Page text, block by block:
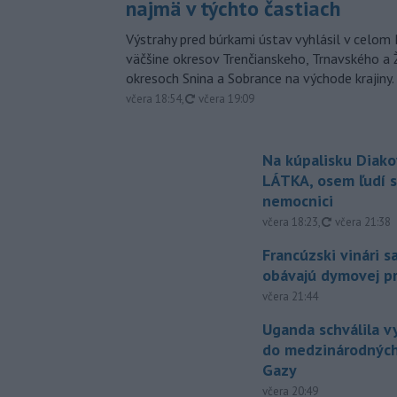
najmä v týchto častiach
Výstrahy pred búrkami ústav vyhlásil v
väčšine okresov Trenčianskeho, Trnavského a
okresoch Snina a Sobrance na východe krajiny.
včera 18:54, aktualizované
včera 19:09
Na kúpalisku
LÁTKA, osem ľudí
nemocnici
včera 18:23, včera 21:38
Francúzski vinári
obávajú dymovej
včera 21:44
Uganda schválila
do
Gazy
včera 20:49